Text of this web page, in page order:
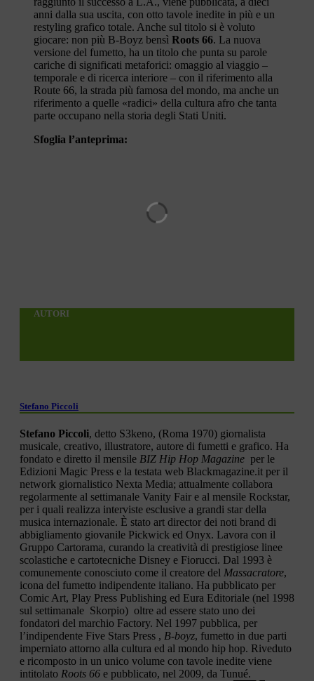
anni dalla sua uscita, con otto tavole inedite in più e un
restyling grafico totale. Anche sul titolo si è voluto
giocare: non più B-Boyz bensì Roots 66. La nuova
versione del fumetto, ha un titolo che punta su parole
cariche di significati metaforici: omaggio al viaggio –
temporale e di ricerca interiore – con il riferimento alla
Route 66, la strada più famosa del mondo, ma anche un
riferimento a quelle «radici» della cultura afro che tanta
parte occupano nella storia degli Stati Uniti.
Sfoglia l’anteprima:
AUTORI
Stefano Piccoli
Stefano Piccoli, detto S3keno, (Roma 1970) giornalista
musicale, creativo, illustratore, autore di fumetti e grafico. Ha
fondato e diretto il mensile BIZ Hip Hop Magazine per le
Edizioni Magic Press e la testata web Blackmagazine.it per il
network giornalistico Nexta Media; attualmente collabora
regolarmente al settimanale Vanity Fair e al mensile Rockstar,
per i quali realizza interviste esclusive a grandi star della
musica internazionale. È stato art director dei noti brand di
abbigliamento giovanile Pickwick ed Onyx. Lavora con il
Gruppo Cartorama, curando la creatività di prestigiose linee
scolastiche e cartotecniche Disney e Fiorucci. Dal 1993 è
comunemente conosciuto come il creatore del Massacratore,
icona del fumetto indipendente italiano. Ha pubblicato per
Comic Art, Play Press Publishing ed Eura Editoriale (nel 1998
sul settimanale Skorpio) oltre ad essere stato uno dei
fondatori del marchio Factory. Nel 1997 pubblica, per
l’indipendente Five Stars Press , B-boyz, fumetto in due parti
imperniato attorno alla cultura ed al mondo hip hop. Riveduto
e ricomposto in un unico volume con tavole inedite viene
intitolato Roots 66 e pubblicato, nel 2009, da Tunué.